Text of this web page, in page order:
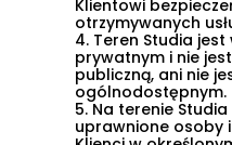
Klientowi
otrzymywanych
4. Teren Studia jest
prywatnym i nie
publiczną, ani nie
ogólnodostępnym.
5. Na terenie
uprawnione osoby